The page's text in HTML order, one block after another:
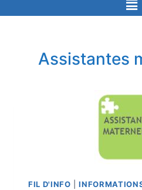
Assistantes
FIL D'INFO |